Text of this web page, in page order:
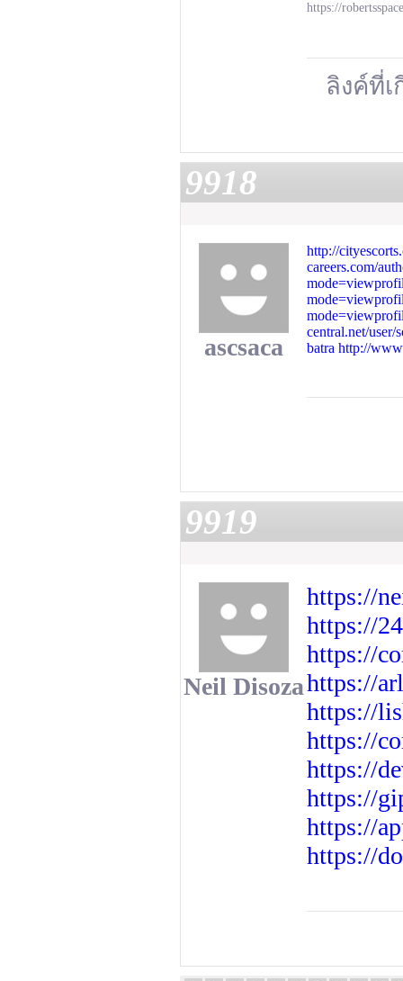
https://
ลิงค์ที่
9918
ascsaca
http://
careers.com/
central.net/user/
batra http://
9919
Neil Disoza
https://
https://
https://
https://
https://
https://
https://
https://
https://
https://